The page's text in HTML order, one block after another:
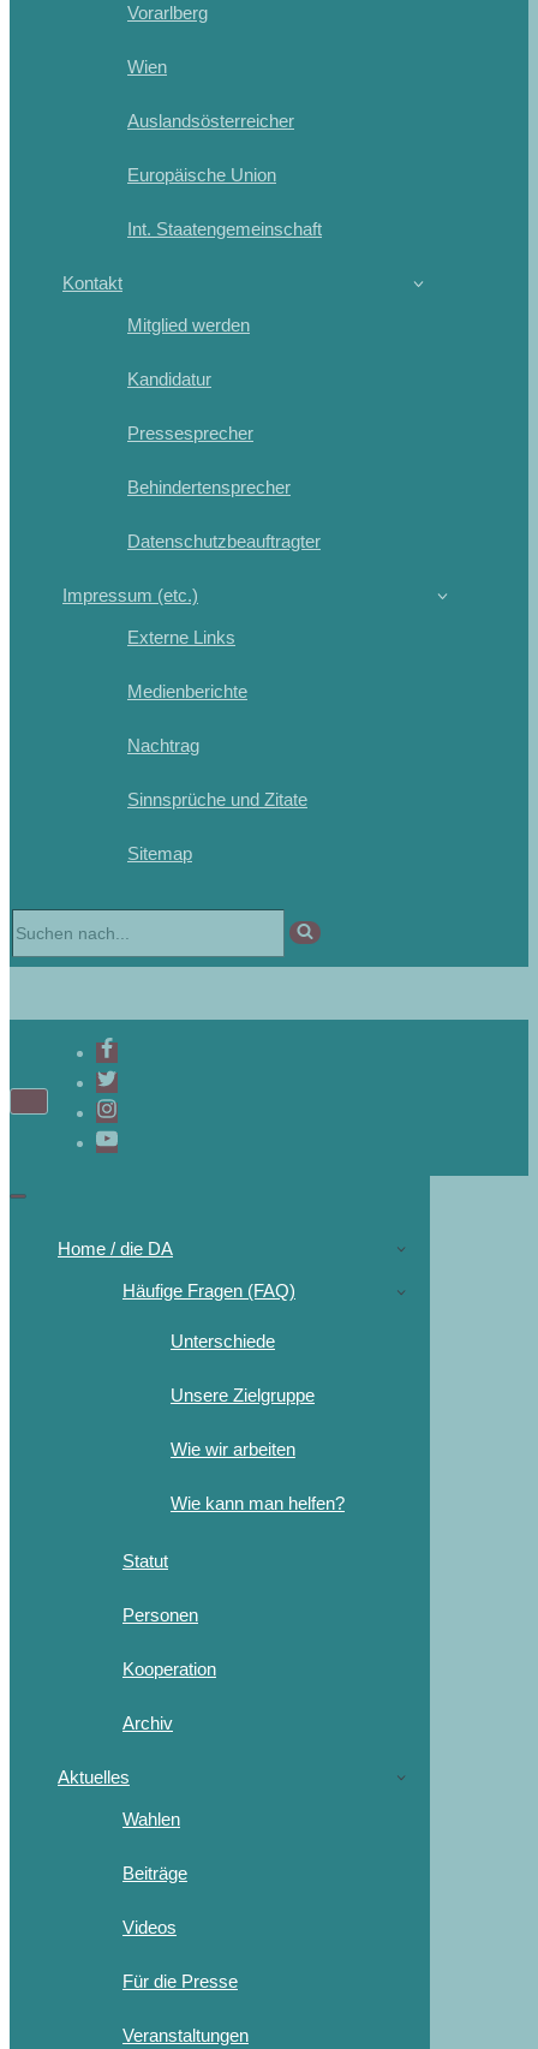
Vorarlberg
Wien
Auslandsösterreicher
Europäische Union
Int. Staatengemeinschaft
Kontakt
Mitglied werden
Kandidatur
Pressesprecher
Behindertensprecher
Datenschutzbeauftragter
Impressum (etc.)
Externe Links
Medienberichte
Nachtrag
Sinnsprüche und Zitate
Sitemap
Home / die DA
Häufige Fragen (FAQ)
Unterschiede
Unsere Zielgruppe
Wie wir arbeiten
Wie kann man helfen?
Statut
Personen
Kooperation
Archiv
Aktuelles
Wahlen
Beiträge
Videos
Für die Presse
Veranstaltungen